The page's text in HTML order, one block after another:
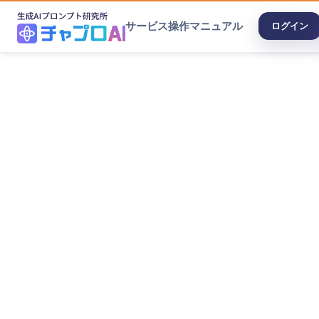
サービス操作マニュアル ログイン